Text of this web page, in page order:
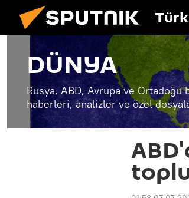
DÜNYA
Rusya, ABD, Avrupa ve Ortadoğu
haberleri, analizler ve özel